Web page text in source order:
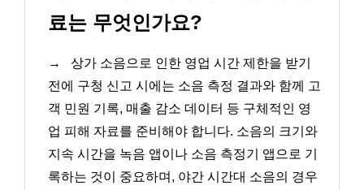
료는 무엇인가요?
→
상가 소음으로 인한 영업 시간 제한을 받기
전에 구청 신고 시에는 소음 측정 결과와 함께 고
객 민원 기록, 매출 감소 데이터 등 구체적인 영
업 피해 자료를 준비해야 합니다. 소음의 크기와
지속 시간을 녹음 앱이나 소음 측정기 앱으로 기
록하는 것이 중요하며, 야간 시간대 소음의 경우